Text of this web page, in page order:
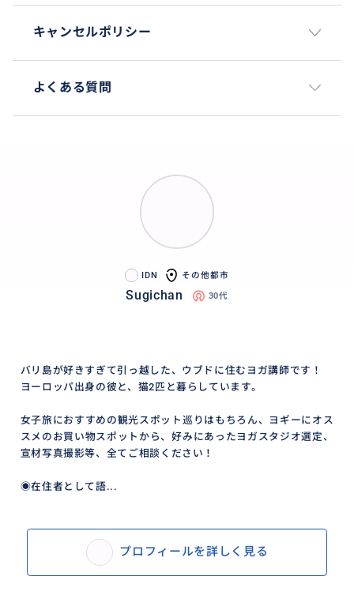
キャンセルポリシー
よくある質問
IDN その他都市
Sugichan 30代
バリ島が好きすぎて引っ越した、ウブドに住むヨガ講師です！
ヨーロッパ出身の彼と、猫2匹と暮らしています。
女子旅におすすめの観光スポット巡りはもちろん、ヨギーにオス
スメのお買い物スポットから、好みにあったヨガスタジオ選定、
宣材写真撮影等、全てご相談ください！
◉在住者として語...
プロフィールを詳しく見る